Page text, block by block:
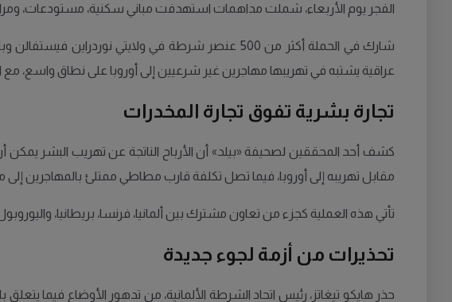
الفجر يوم الأربعاء، شملت مداهمات استهدفت مباني سكنية، مستودعات، ومراكز
شارك في الحملة أكثر من 500 عنصر شرطة في ولايتي
عراقية يشتبه في تهريبها مهاجرين غير شرعيين إلى أوروبا على نطاق واسع،
تجارة بشرية تفوق تجارة المخدرات
مقابل تهريبه إلى أوروبا، فيما تصل تكلفة قارب مطاطي ممتلئ بالمهاجرين إلى
تأتي هذه العملية كجزء من تعاون مشترك بين ألمانيا، فرنسا، بريطانيا،
تحذيرات من أزمة لجوء جديدة